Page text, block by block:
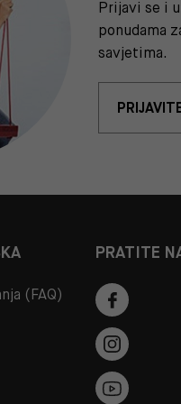
Prijavi se i
ponudama
savjetima.
(FAQ)
PRATITE